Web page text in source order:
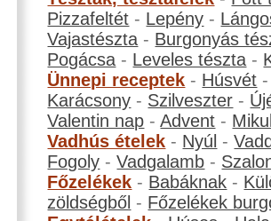
Pizzafeltét - Lepény -
Vajastészta - Burgonyás
Pogácsa - Leveles tészta -
Ünnepi receptek - Húsvét
Karácsony - Szilveszter -
Valentin nap -Advent -
Vadhús ételek - Nyúl -
Fogoly -Vadgalamb -
Főzelékek - Babáknak -
zöldségből - Főzelékek